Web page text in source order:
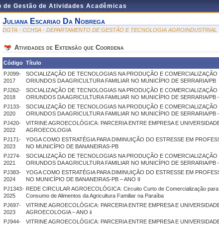
de Gestão de Atividades Acadêmicas
Juliana Escariao Da Nobrega
DGTA - CCHSA - DEPARTAMENTO DE GESTÃO E TECNOLOGIA AGROINDUSTRIAL
Atividades de Extensão que Coordena
Código Título
PJ099-
2017
SOCIALIZAÇÃO DE TECNOLOGIAS NA PRODUÇÃO E
ORIUNDOS DA AGRICULTURA FAMILIAR NO MUNICÍPIO DE SERRARIA/PB
PJ262-
2018
SOCIALIZAÇÃO DE TECNOLOGIAS NA PRODUÇÃO E
ORIUNDOS DA AGRICULTURA FAMILIAR NO MUNICÍPIO DE SERRARIA/PB
PJ133-
2020
SOCIALIZAÇÃO DE TECNOLOGIAS NA PRODUÇÃO E
ORIUNDOS DA AGRICULTURA FAMILIAR NO MUNICÍPIO DE SERRARIA/PB
PJ420-
2022
VITRINE AGROECOLÓGICA: PARCERIA ENTRE EMPRESA E
AGROECOLOGIA
PJ171-
2023
YOGA COMO ESTRATÉGIA PARA DIMINUIÇÃO DO ESTRESSE EM
NO MUNICÍPIO DE BANANEIRAS-PB
PJ274-
2021
SOCIALIZAÇÃO DE TECNOLOGIAS NA PRODUÇÃO E
ORIUNDOS DA AGRICULTURA FAMILIAR NO MUNICÍPIO DE SERRARIA/PB
PJ383-
2024
YOGA COMO ESTRATÉGIA PARA DIMINUIÇÃO DO ESTRESSE EM
NO MUNICÍPIO DE BANANEIRAS-PB – ANO II
PJ1343-
2025
REDE CIRCULAR AGROECOLÓGICA: Circuito Curto de Comercialização
Consumo de Alimentos da Agricultura Familiar na Paraíba
PJ697-
2023
VITRINE AGROECOLÓGICA: PARCERIA ENTRE EMPRESA E
AGROECOLOGIA – ANO ii
PJ944-
VITRINE AGROECOLÓGICA: PARCERIA ENTRE EMPRESA E